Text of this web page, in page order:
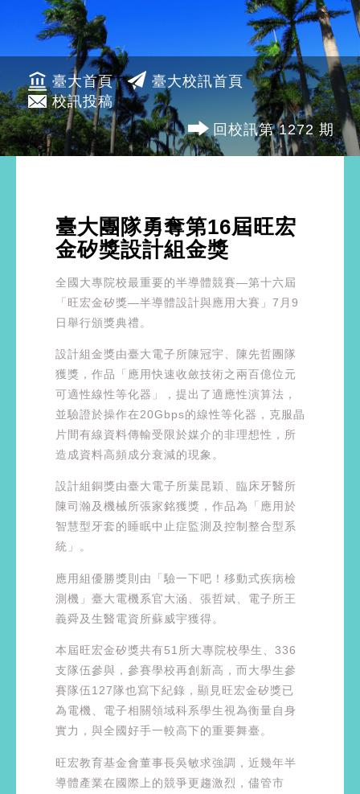
臺大首頁
臺大校訊首頁
校訊投稿
回校訊第 1272 期
臺大團隊勇奪第16屆旺宏
金矽獎設計組金獎
全國大專院校最重要的半導體競賽—第十六屆
「旺宏金矽獎—半導體設計與應用大賽」7月9
日舉行頒獎典禮。
設計組金獎由臺大電子所陳冠宇、陳先哲團隊
獲獎，作品「應用快速收斂技術之兩百億位元
可適性線性等化器」，提出了適應性演算法，
並驗證於操作在20Gbps的線性等化器，克服晶
片間有線資料傳輸受限於媒介的非理想性，所
造成資料高頻成分衰減的現象。
設計組銅獎由臺大電子所葉昆穎、臨床牙醫所
陳司瀚及機械所張家銘獲獎，作品為「應用於
智慧型牙套的睡眠中止症監測及控制整合型系
統」。
應用組優勝獎則由「驗一下吧！移動式疾病檢
測機」臺大電機系官大涵、張哲斌、電子所王
義舜及生醫電資所蘇威宇獲得。
本屆旺宏金矽獎共有51所大專院校學生、336
支隊伍參與，參賽學校再創新高，而大學生參
賽隊伍127隊也寫下紀錄，顯見旺宏金矽獎已
為電機、電子相關領域科系學生視為衡量自身
實力，與全國好手一較高下的重要舞臺。
旺宏教育基金會董事長吳敏求強調，近幾年半
導體產業在國際上的競爭更趨激烈，儘管市